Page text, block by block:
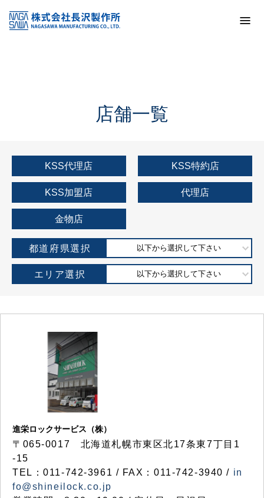
KSS加盟店・取扱店情報
店舗一覧
店舗一覧
KSS代理店 KSS特約店
KSS加盟店 代理店
金物店
都道府県選択 以下から選択して下さい
エリア選択 以下から選択して下さい
進栄ロックサービス（株）
〒065-0017 北海道札幌市東区北17条東7丁目1
-15
TEL：011-742-3961 / FAX：011-742-3940 / in
fo@shineilock.co.jp